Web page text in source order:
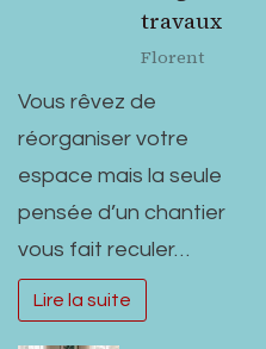
travaux
Florent
Vous rêvez de
réorganiser votre
espace mais la seule
pensée d’un chantier
vous fait reculer…
Lire la suite